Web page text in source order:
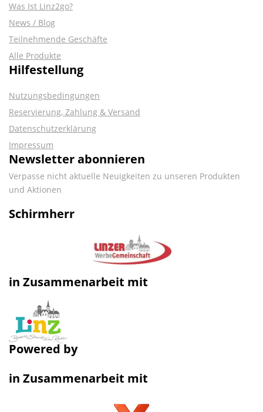
Was Ist Linz2go?
News / Blog
Teilnehmende Geschäfte
Alle Produkte
Hilfestellung
Nutzungsbedingungen
Reservierung, Zahlung & Versand
Datenschutzerklärung
Impressum
Newsletter abonnieren
Verpasse nicht aktuelle Neuigkeiten zu unseren Produkten
und Aktionen
Schirmherr
in Zusammenarbeit mit
Powered by
in Zusammenarbeit mit